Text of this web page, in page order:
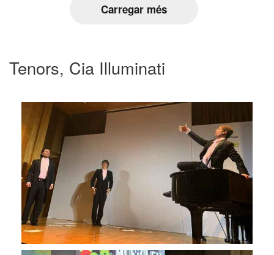
Carregar més
Tenors, Cia Illuminati